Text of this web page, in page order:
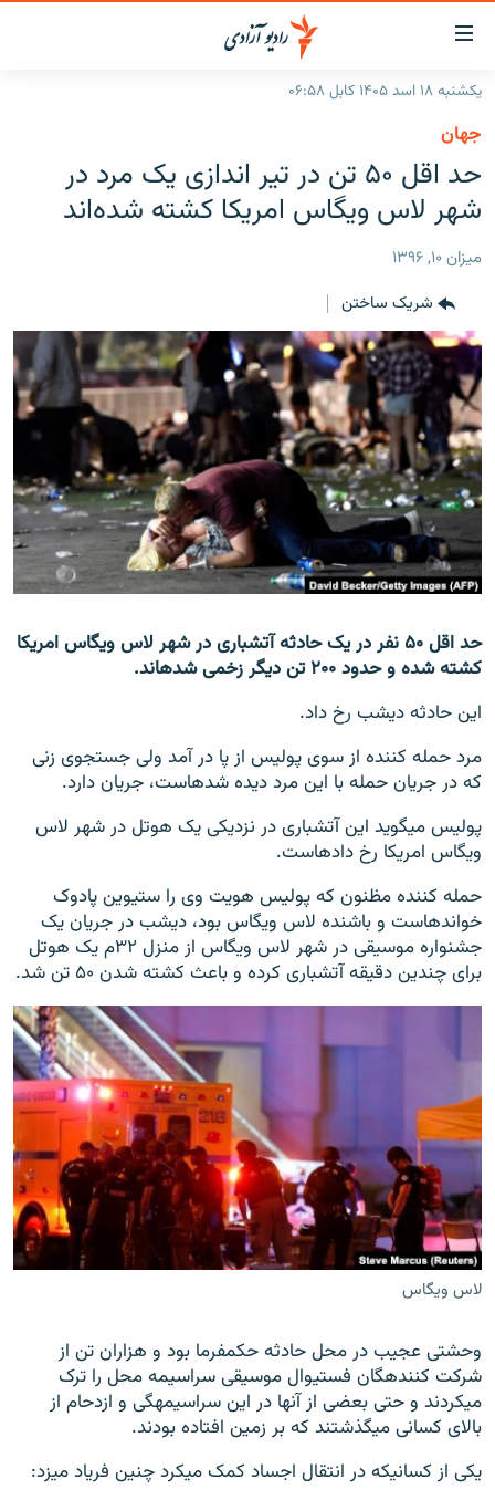
لینک‌های
قابل
دسترسی
متن
اصلی
بازگشت
منوی
مراجعه
به
صفحه
جستجو
گزارش‌ها
افغانستان
جهان
خبرها
مصاحبه‌ها
برنامه‌ها
مجموعه تصویری
ورزش
بحران مهاجرت
'کووید-۱۹'
تماس
صفحه پشتو
به ما بپیوندید
همۀ سایت‌های رادیو آزادی/ رادیو اروپای آزاد
یکشنبه ۱۸ اسد ۱۴۰۵ کابل ۰۶:۵۸
جهان
حد اقل ۵۰ تن در تیر اندازی یک مرد در
شهر لاس ویگاس امریکا کشته شده‌اند
ميزان ۱۰, ۱۳۹۶
شریک ساختن
حد اقل ۵۰ نفر در یک حادثه آتشباری در شهر لاس ویگاس امریکا
کشته شده و حدود ۲۰۰ تن دیگر زخمی شده‎اند.
این حادثه دیشب رخ داد.
مرد حمله کننده از سوی پولیس از پا در آمد ولی جستجوی زنی
که در جریان حمله با این مرد دیده شده‎است، جریان دارد.
پولیس می‎گوید این آتشباری در نزدیکی یک هوتل در شهر لاس
ویگاس امریکا رخ داده‎است.
حمله کننده مظنون که پولیس هویت وی را ستیوین پادوک
خوانده‎است و باشنده لاس ویگاس بود، دیشب در جریان یک
جشنواره موسیقی در شهر لاس ویگاس از منزل ۳۲م یک هوتل
برای چندین دقیقه آتشباری کرده و باعث کشته شدن ۵۰ تن شد.
لاس ویگاس
وحشتی عجیب در محل حادثه حکمفرما بود و هزاران تن از
شرکت کننده‎گان فستیوال موسیقی سراسیمه محل را ترک
می‎کردند و حتی بعضی از آن‎ها در این سراسیمه‎گی و ازدحام از
بالای کسانی می‎گذشتند که بر زمین افتاده بودند.
یکی از کسانی‎که در انتقال اجساد کمک می‎کرد چنین فریاد می‎زد: